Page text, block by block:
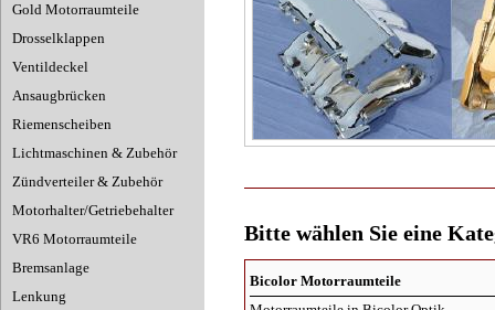
Gold Motorraumteile
Drosselklappen
Ventildeckel
Ansaugbrücken
Riemenscheiben
Lichtmaschinen & Zubehör
Zündverteiler & Zubehör
Motorhalter/Getriebehalter
VR6 Motorraumteile
Bremsanlage
Lenkung
Bitte wählen Sie eine
Bicolor Motorraumteile